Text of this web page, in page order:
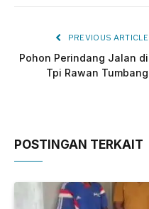
PREVIOUS ARTICLE
Pohon Perindang Jalan di
Tpi Rawan Tumbang
POSTINGAN TERKAIT